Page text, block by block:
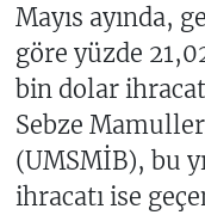
Mayıs ayında,
göre yüzde
bin dolar
Sebze
(UMSMİB), bu
ihracatı ise